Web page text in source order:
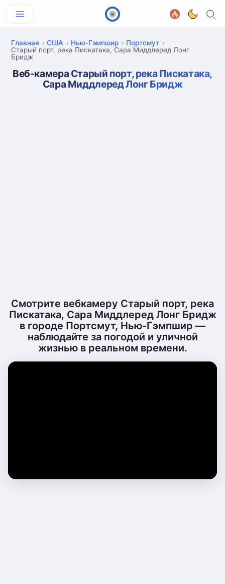
Главная США Нью-Гэмпшир
Портсмут
Старый порт, река Пискатака, Сара Миддлеред Лонг
Бридж
Веб-камера Старый порт, река Пискатака,
Сара Миддлеред Лонг Бридж
Смотрите вебкамеру Старый порт, река
Пискатака, Сара Миддлеред Лонг Бридж
в городе Портсмут, Нью-Гэмпшир —
наблюдайте за погодой и уличной
жизнью в реальном времени.